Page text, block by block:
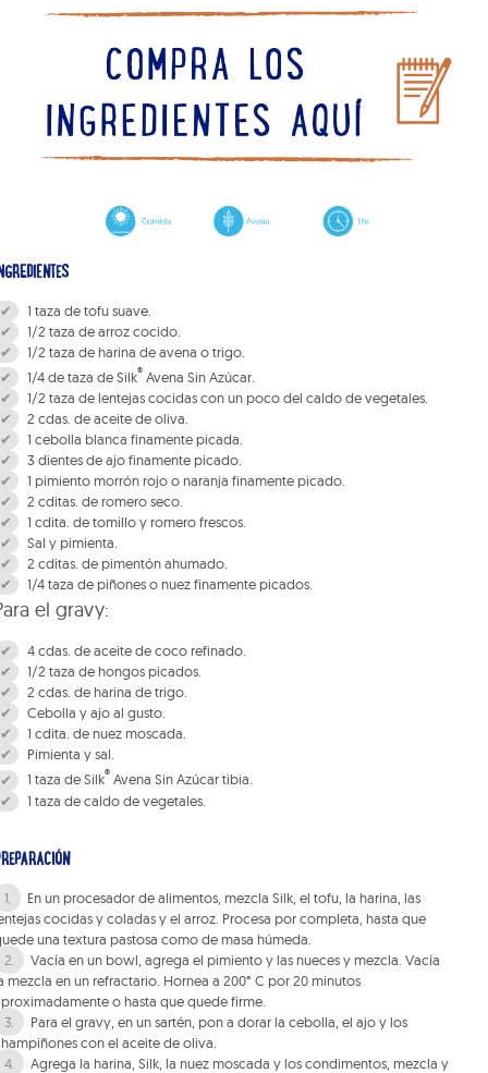
1 taza de tofu suave.
1/2 taza de arroz cocido.
1/2 taza de harina de avena o trigo.
1/4 de taza de Silk®Avena Sin Azúcar.
1/2 taza de lentejas cocidas con un poco del caldo de vegetales.
2 cdas. de aceite de oliva.
1 cebolla blanca finamente picada.
3 dientes de ajo finamente picado.
1 pimiento morrón rojo o naranja finamente picado.
2 cditas. de romero seco.
1 cdita. de tomillo y romero frescos.
Sal y pimienta.
2 cditas. de pimentón ahumado.
1/4 taza de piñones o nuez finamente picados.
el gravy:
4 cdas. de aceite de coco refinado.
1/2 taza de hongos picados.
2 cdas. de harina de trigo.
Cebolla y ajo al gusto.
1 cdita. de nuez moscada.
Pimienta y sal.
1 taza de Silk® Avena Sin Azúcar tibia.
1 taza de caldo de vegetales.
En un procesador de alimentos, mezcla Silk, el tofu, la harina, las
cocidas y coladas y el arroz. Procesa por completa, hasta que
una textura pastosa como de masa húmeda.
Vacía en un bowl, agrega el pimiento y las nueces y mezcla. Vacía
mezcla en un refractario. Hornea a 200° C por 20 minutos
o hasta que quede firme.
Para el gravy, en un sartén, pon a dorar la cebolla, el ajo y los
con el aceite de oliva.
Agrega la harina, Silk, la nuez moscada y los condimentos, mezcla y